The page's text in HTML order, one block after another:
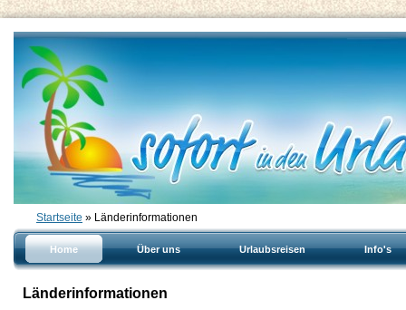
Startseite » Länderinformationen
Home Über uns Urlaubsreisen Info's
Länderinformationen